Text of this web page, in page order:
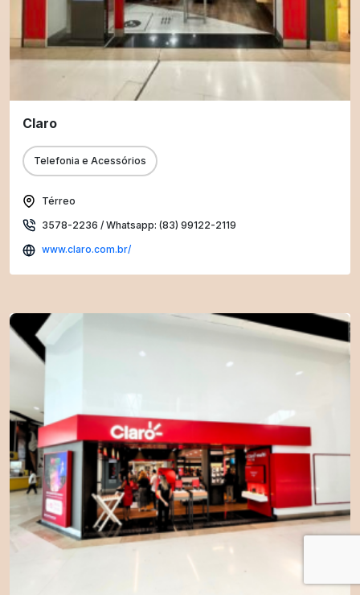
Claro
Telefonia e Acessórios
Térreo
3578-2236 / Whatsapp: (83) 99122-2119
www.claro.com.br/